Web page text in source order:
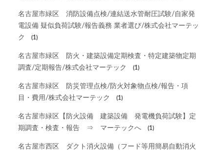
名古屋市緑区 消防設備点検/連結送水管耐圧試験/自家発
電設備 疑似負荷試験/報告義務 業者選び/株式会社マーテッ
ク
(1)
名古屋市緑区 防火・建築設備定期検査・特定建築物定期
調査/定期報告/株式会社マーテック
(1)
名古屋市緑区 防災管理点検/防火対象物点検/報告・項
目・費用/株式会社マーテック
(1)
名古屋市緑区【防火設備 建築設備 発電機負荷試験】定
期調査・検査・報告 ⇒ マーテックへ
(1)
名古屋市西区 ダクト消火設備（フード等用簡易自動消火